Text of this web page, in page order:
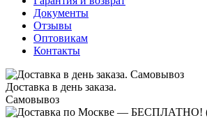
Документы
Отзывы
Оптовикам
Контакты
Доставка в день заказа.
Самовывоз